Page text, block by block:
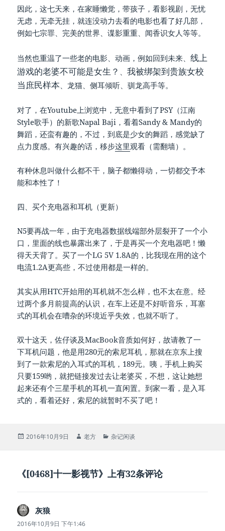
因此，这七天来，在家睡懒觉，带孩子，看影视剧，无忧
无虑，无牵无挂，就连没动力去看的电影也看了好几部，
例如七宗罪、完美的世界、谍影重重、闻香识女人等等。
当然也重温了一些老的电影、动画，例如回到未来、线上
游戏的老婆不可能是女生？ 、我被绑架到贵族女校
当庶民样本、龙猫、侧耳倾听、驯龙高手等。
对了，在Youtube上浏览中，无意中看到了PSY（江南
Style歌手）的新歌Napal Baji，看着Sandy & Mandy的
舞蹈，还蛮有趣的，不过，到底是少女的舞蹈，感觉缺了
点力度感。有兴趣的话，移步这里观看（需翻墙）。
有种休息叫做什么都不干，脑子都懒得动，一切都交予本
能和本性了！
四、买个充电器和耳机（更新）
N5要再战一年，由于充电器数据线端部外层裂开了一个小
口，里面的线也暴露出来了，于是再买一个充电器吧！懒
得天天背了。买了一个LG 5V 1.8A的，比我现在用的这个
电流1.2A更高些，不过使用都是一样的。
其实从用HTC开始用的耳机就不怎么样，也不太在意。经
过两个多月前提高的认识，在车上还是不好听音乐，耳塞
式的耳机会在嘈杂的环境近乎失效，也就不听了。
双十这天，佐仔谈及MacBook音质如何好，故请教了一
下耳机问题，他是用280元的索尼耳机，那就在京东上搜
到了一款索尼的入耳式的耳机，189元。咦，手机上购买
只要159哟，就把链接发过去让老婆买，不想，这让她想
起来还有个三星手机的耳机一直闲置。到家一看，是入耳
式的，看着还好，索尼的就暂时不买了吧！
发
2016年10月9日
作
老方
分
杂记闲谈
《[0468]十一影视节》上有32条评论
灰狼
道：
2016年10月9日 下午1:46